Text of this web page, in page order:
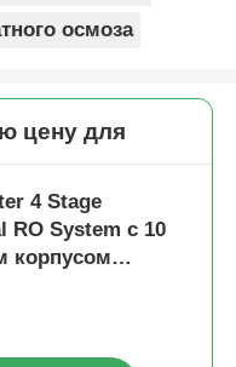
осмоза
цену для
4 Stage
RO System с 10